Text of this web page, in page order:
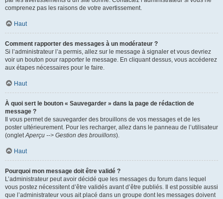
comprenez pas les raisons de votre avertissement.
Haut
Comment rapporter des messages à un modérateur ?
Si l’administrateur l’a permis, allez sur le message à signaler et vous devriez
voir un bouton pour rapporter le message. En cliquant dessus, vous accéderez
aux étapes nécessaires pour le faire.
Haut
À quoi sert le bouton « Sauvegarder » dans la page de rédaction de
message ?
Il vous permet de sauvegarder des brouillons de vos messages et de les
poster ultérieurement. Pour les recharger, allez dans le panneau de l’utilisateur
(ongletAperçu --> Gestion des brouillons).
Haut
Pourquoi mon message doit être validé ?
L’administrateur peut avoir décidé que les messages du forum dans lequel
vous postez nécessitent d’être validés avant d’être publiés. Il est possible aussi
que l’administrateur vous ait placé dans un groupe dont les messages doivent